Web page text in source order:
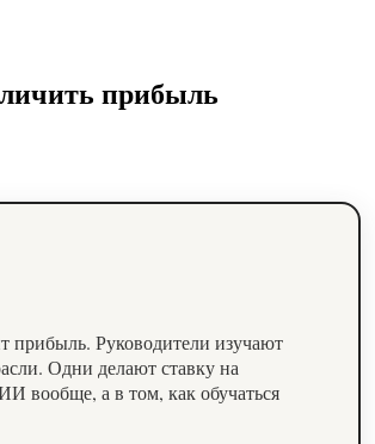
прибыль
прибыль. Руководители изучают
Одни делают ставку на
вообще, а в том, как обучаться